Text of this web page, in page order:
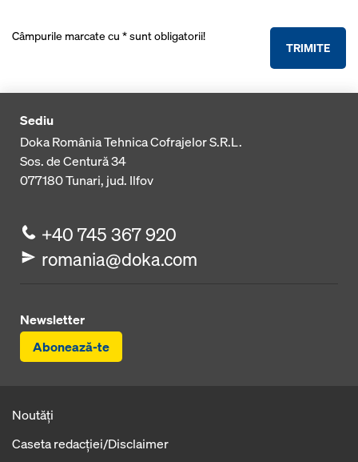
TRIMITE
Câmpurile marcate cu * sunt obligatorii!
Sediu
Doka România Tehnica Cofrajelor S.R.L.
Sos. de Centură 34
077180Tunari, jud. Ilfov
+40 745 367 920
romania@doka.com
Newsletter
Abonează-te
Noutăți
Caseta redacţiei/Disclaimer